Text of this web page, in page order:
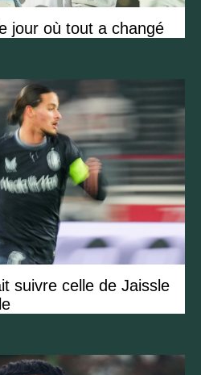
jour où tout a changé
suivre celle de Jaissle